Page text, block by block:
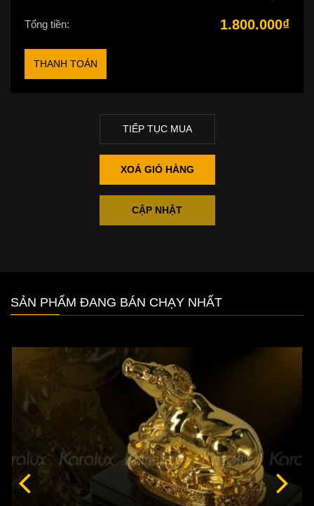
Tổng tiền: 1.800.000₫
THANH TOÁN
TIẾP TỤC MUA
XOÁ GIỎ HÀNG
CẬP NHẬT
SẢN PHẨM ĐANG BÁN CHẠY NHẤT